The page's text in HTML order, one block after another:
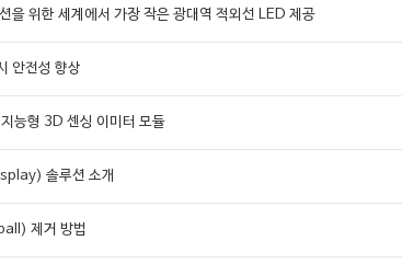
위한 세계에서 가장 작은 광대역 적외선 LED 제공
안전성 향상
능형 3D 센싱 이미터 모듈
솔루션 소개
제거 방법